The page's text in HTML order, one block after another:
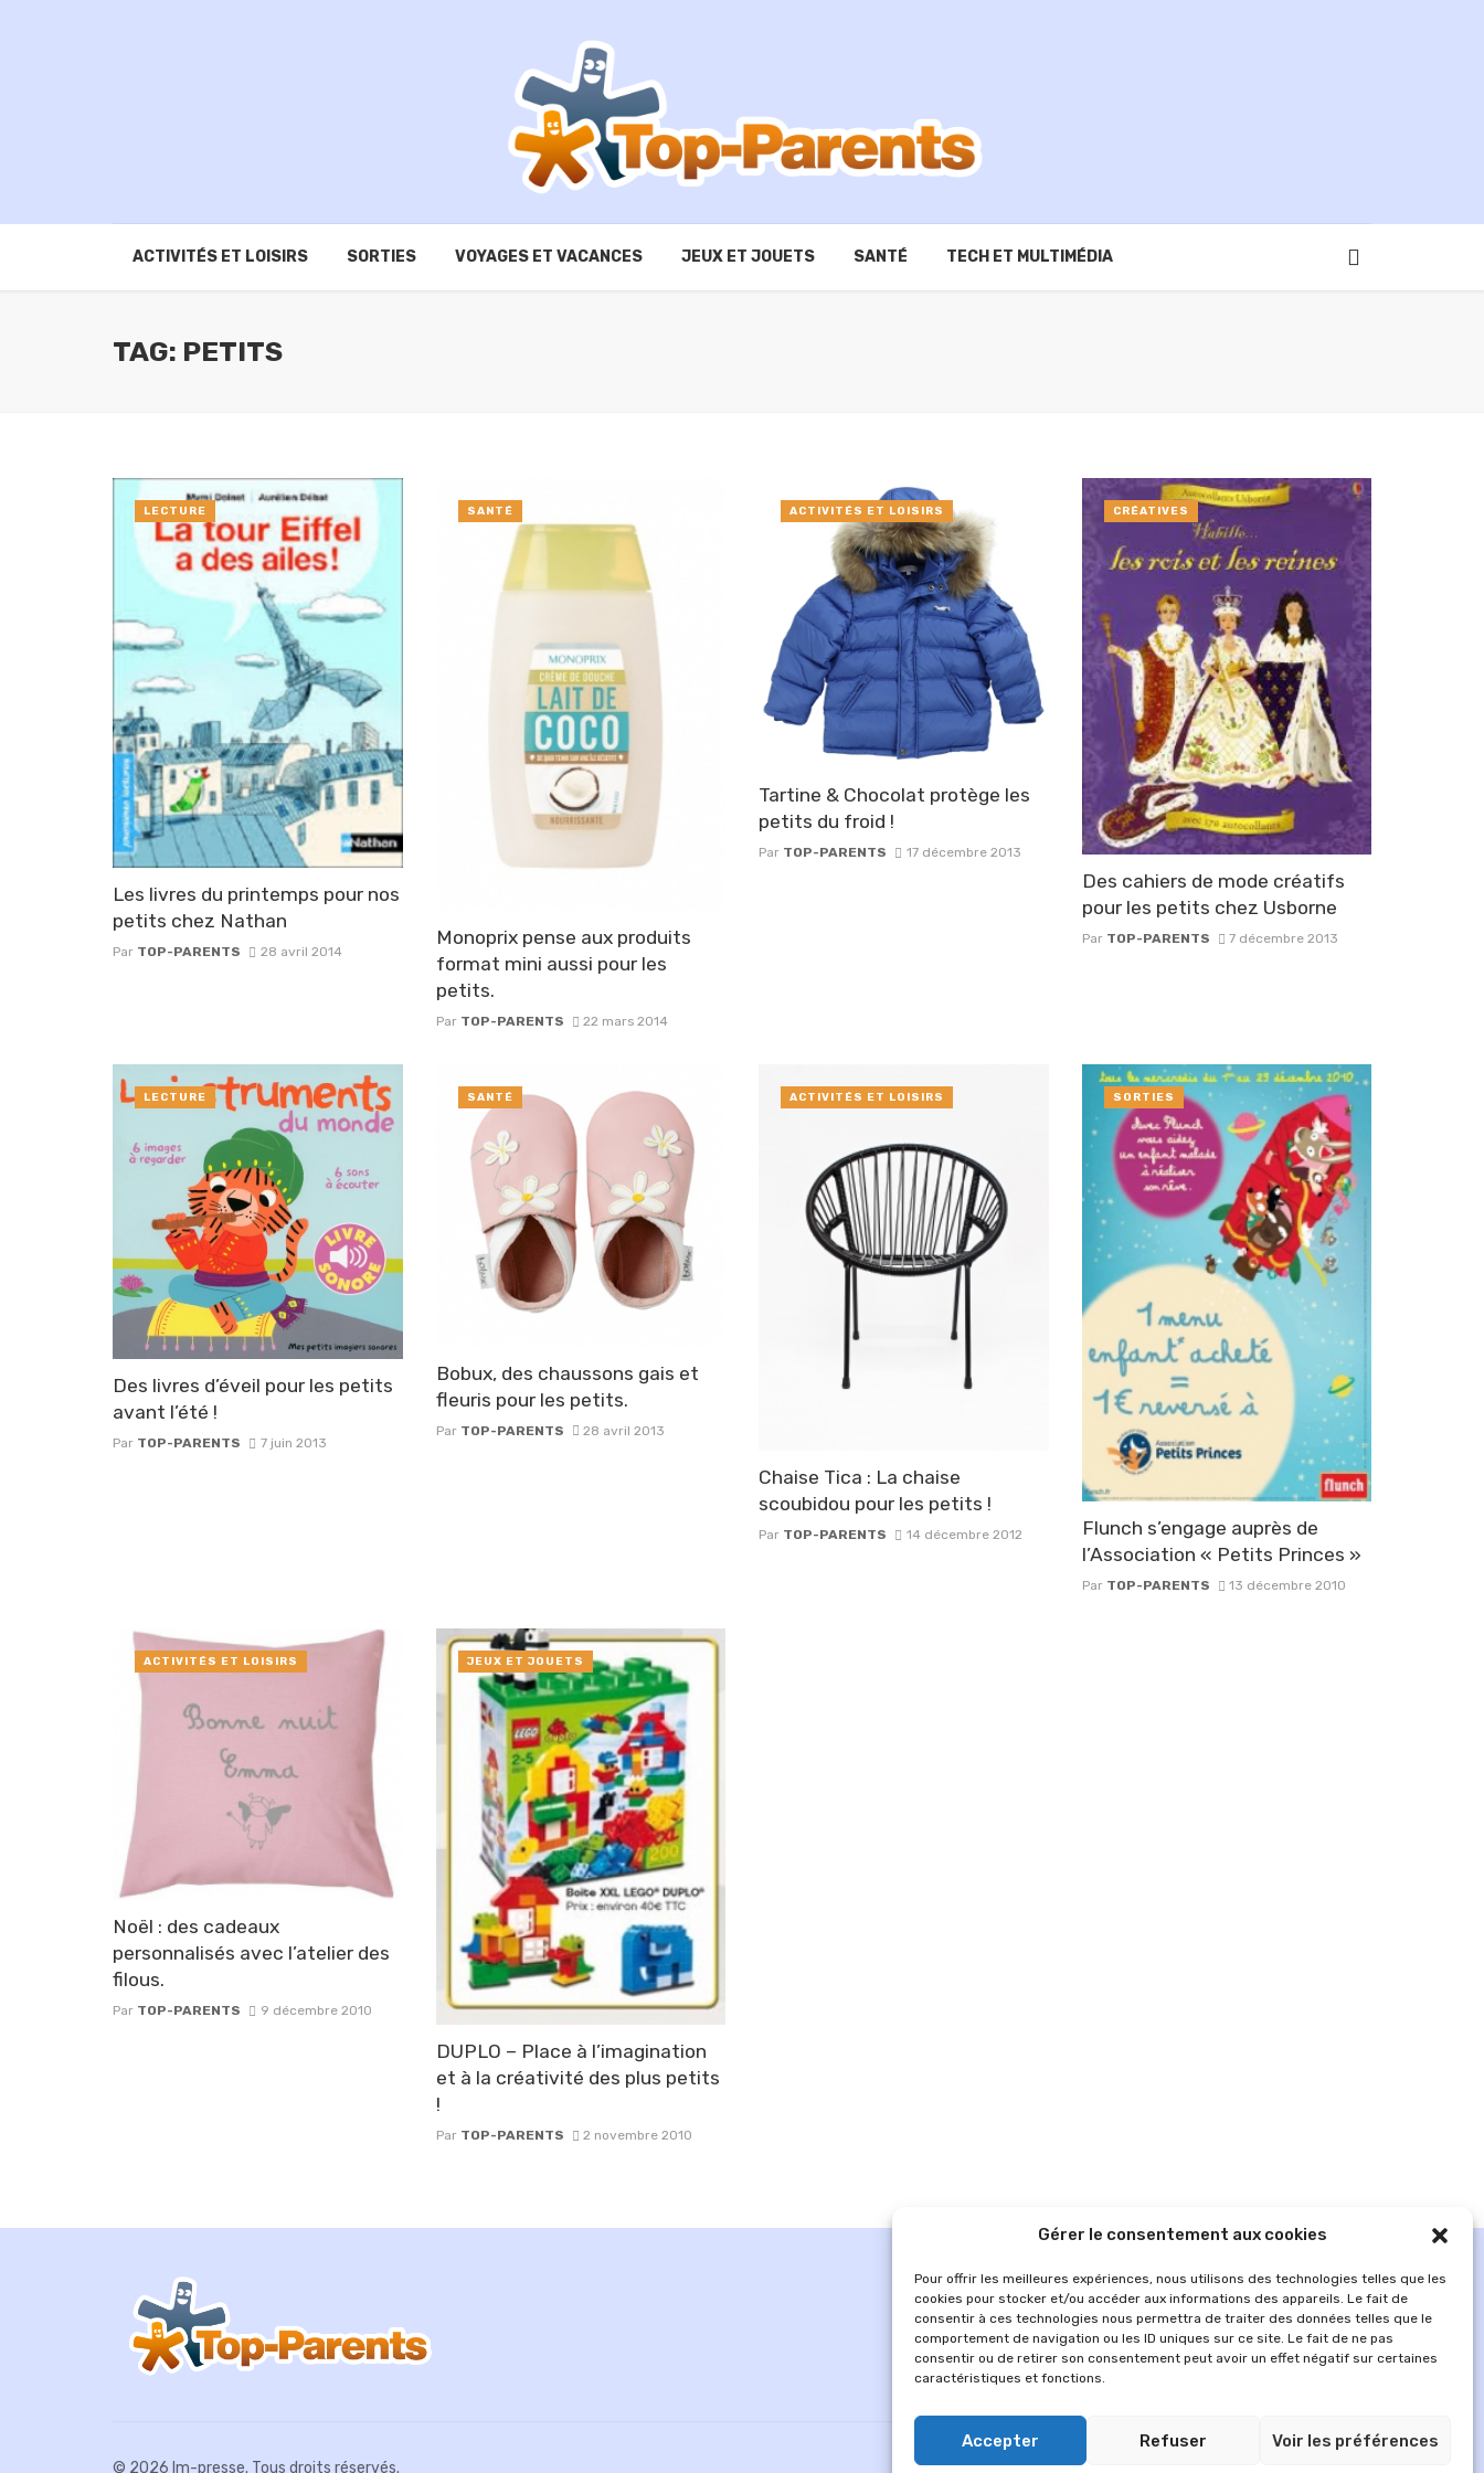
Gérer le consentement aux cookies
Pour offrir les meilleures expériences, nous utilisons des technologies telles que les
cookies pour stocker et/ou accéder aux informations des appareils. Le fait de
consentir à ces technologies nous permettra de traiter des données telles que le
comportement de navigation ou les ID uniques sur ce site. Le fait de ne pas
consentir ou de retirer son consentement peut avoir un effet négatif sur certaines
caractéristiques et fonctions.
Accepter Refuser Voir les préférences
ACTIVITÉS ET LOISIRS SORTIES VOYAGES ET VACANCES JEUX ET JOUETS SANTÉ TECH ET MULTIMÉDIA
TAG: PETITS
Les livres du printemps pour nos
petits chez Nathan
Par TOP-PARENTS 28 avril 2014
LECTURE
Monoprix pense aux produits
format mini aussi pour les
petits.
Par TOP-PARENTS 22 mars 2014
SANTÉ
Tartine & Chocolat protège les
petits du froid !
Par TOP-PARENTS 17 décembre 2013
ACTIVITÉS ET LOISIRS
Des cahiers de mode créatifs
pour les petits chez Usborne
Par TOP-PARENTS 7 décembre 2013
CRÉATIVES
Des livres d’éveil pour les petits
avant l’été !
Par TOP-PARENTS 7 juin 2013
LECTURE
Bobux, des chaussons gais et
fleuris pour les petits.
Par TOP-PARENTS 28 avril 2013
SANTÉ
Chaise Tica : La chaise
scoubidou pour les petits !
Par TOP-PARENTS 14 décembre 2012
ACTIVITÉS ET LOISIRS
Flunch s’engage auprès de
l’Association « Petits Princes »
Par TOP-PARENTS 13 décembre 2010
SORTIES
Noël : des cadeaux
personnalisés avec l’atelier des
filous.
Par TOP-PARENTS 9 décembre 2010
ACTIVITÉS ET LOISIRS
DUPLO – Place à l’imagination
et à la créativité des plus petits
!
Par TOP-PARENTS 2 novembre 2010
JEUX ET JOUETS
© 2026 Im-presse. Tous droits réservés.